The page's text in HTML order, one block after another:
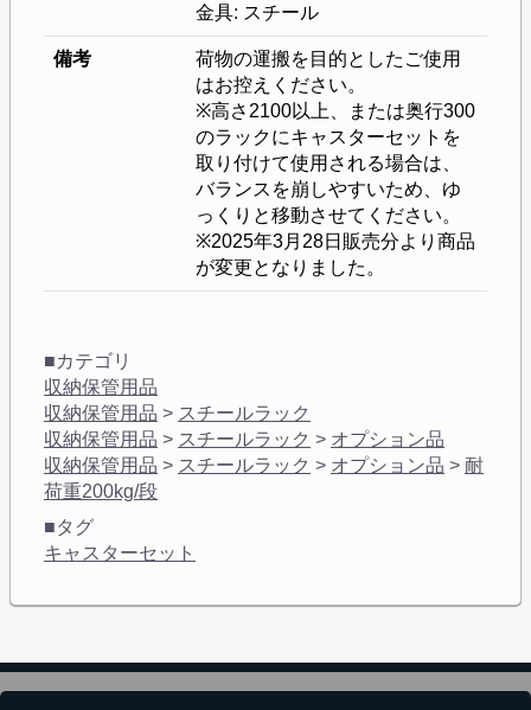
金具: スチール
備考
荷物の運搬を目的としたご使用
はお控えください。
※高さ2100以上、または奥行300
のラックにキャスターセットを
取り付けて使用される場合は、
バランスを崩しやすいため、ゆ
っくりと移動させてください。
※2025年3月28日販売分より商品
が変更となりました。
■カテゴリ
収納保管用品
収納保管用品 > スチールラック
収納保管用品 > スチールラック > オプション品
収納保管用品 > スチールラック > オプション品 > 耐
荷重200kg/段
■タグ
キャスターセット
カートに追加しました。